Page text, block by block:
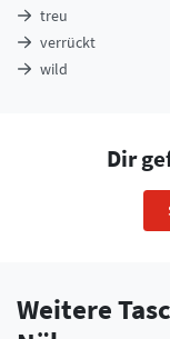
treu
verrückt
wild
Dir
Weitere